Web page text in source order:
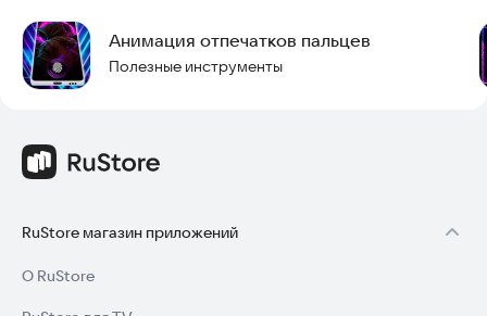
Анимация отпечатков пальцев
Полезные инструменты
RuStore магазин приложений
О RuStore